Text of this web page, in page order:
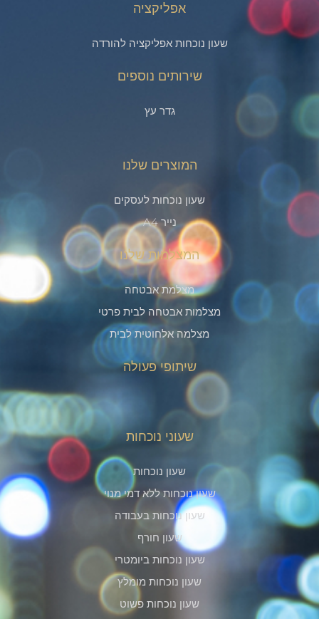
אפליקציה
שעון נוכחות אפליקציה להורדה
שירותים נוספים
גדר עץ
המוצרים שלנו
שעון נוכחות לעסקים
נייר A4
המצלמות שלנו
מצלמת אבטחה
מצלמות אבטחה לבית פרטי
מצלמה אלחוטית לבית
שיתופי פעולה
שעוני נוכחות
שעון נוכחות
שעון נוכחות ללא דמי מנוי
שעון נוכחות בעבודה
שעון חורף
שעון נוכחות ביומטרי
שעון נוכחות מומלץ
שעון נוכחות פשוט